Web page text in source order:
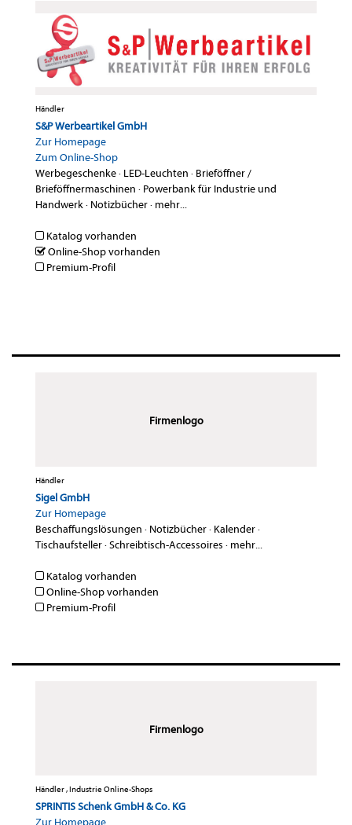
Händler
S&P Werbeartikel GmbH
Zur Homepage
Zum Online-Shop
Werbegeschenke· LED-Leuchten · Brieföffner /
Brieföffnermaschinen · Powerbank für Industrie und
Handwerk· Notizbücher· mehr...
Katalog vorhanden
Online-Shop vorhanden
Premium-Profil
Firmenlogo
Händler
Sigel GmbH
Zur Homepage
Beschaffungslösungen · Notizbücher· Kalender·
Tischaufsteller·Schreibtisch-Accessoires · mehr...
Katalog vorhanden
Online-Shop vorhanden
Premium-Profil
Firmenlogo
Händler , Industrie Online-Shops
SPRINTIS Schenk GmbH & Co. KG